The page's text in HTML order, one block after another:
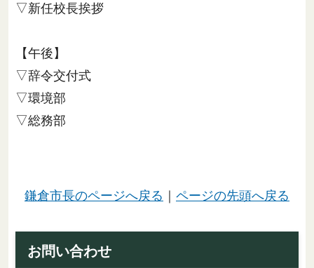
▽新任校長挨拶
【午後】
▽辞令交付式
▽環境部
▽総務部
鎌倉市長のページへ戻る ｜ ページの先頭へ戻る
お問い合わせ